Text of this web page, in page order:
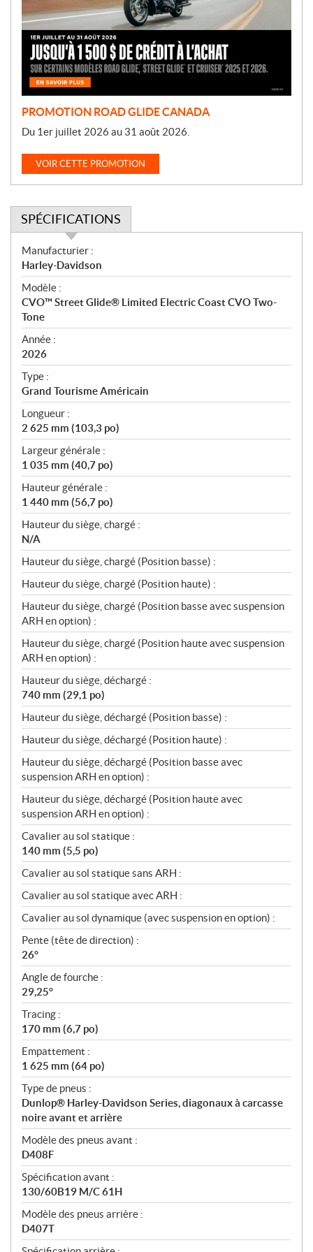
o
t
n
PROMOTION ROAD GLIDE CANADA
Du 1er juillet 2026 au 31 août 2026.
VOIR CETTE PROMOTION
SPÉCIFICATIONS
S
p
é
c
i
f
i
c
a
t
i
o
n
s
Manufacturier :
Harley-Davidson
Modèle :
CVO™ Street Glide® Limited Electric Coast CVO Two-
Tone
Année :
2026
Type :
Grand Tourisme Américain
Longueur :
2 625 mm (103,3 po)
Largeur générale :
1 035 mm (40,7 po)
Hauteur générale :
1 440 mm (56,7 po)
Hauteur du siège, chargé :
N/A
Hauteur du siège, chargé (Position basse) :
Hauteur du siège, chargé (Position haute) :
Hauteur du siège, chargé (Position basse avec suspension
ARH en option) :
Hauteur du siège, chargé (Position haute avec suspension
ARH en option) :
Hauteur du siège, déchargé :
740 mm (29,1 po)
Hauteur du siège, déchargé (Position basse) :
Hauteur du siège, déchargé (Position haute) :
Hauteur du siège, déchargé (Position basse avec
suspension ARH en option) :
Hauteur du siège, déchargé (Position haute avec
suspension ARH en option) :
Cavalier au sol statique :
140 mm (5,5 po)
Cavalier au sol statique sans ARH :
Cavalier au sol statique avec ARH :
Cavalier au sol dynamique (avec suspension en option) :
Pente (tête de direction) :
26°
Angle de fourche :
29,25°
Tracing :
170 mm (6,7 po)
Empattement :
1 625 mm (64 po)
Type de pneus :
Dunlop® Harley-Davidson Series, diagonaux à carcasse
noire avant et arrière
Modèle des pneus avant :
D408F
Spécification avant :
130/60B19 M/C 61H
Modèle des pneus arrière :
D407T